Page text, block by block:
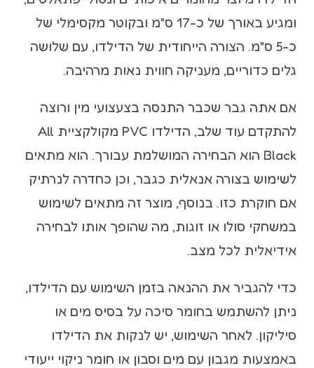
ומגיע באורך של כ-17 ס"מ ובקוטר מקסימלי של
כ-5 ס"מ. הצורה הייחודית של הדילדו, עם שלושה
גלים כדוריים, מעניקה חווית נאות מרהיבה.
אם אתה גבר שכבר התנסה בצעצועי מין ורוצה
להתקדם עוד שלב, הדילדו PVC מקולקציית All
Black הוא הבחירה המושלמת עבורך. הוא מתאים
לשימוש בצורה אנאלית כגבר, וכן כחדרה לנרתיק
אם חוקרת כזו. בנוסף, מוצר זה מתאים לשימוש
במשחקי סולו או זוגות, מה שהופך אותו לבחירה
אידיאלית לכל מצב.
כדי להגביר את ההנאה בזמן השימוש עם הדילדו,
ניתן להשתמש בחומר סיכה על בסיס מים או
סיליקון. לאחר השימוש, יש לנקות את הדילדו
באמצעות מגבון עם מים וסבון או חומר ניקוי ייעודי